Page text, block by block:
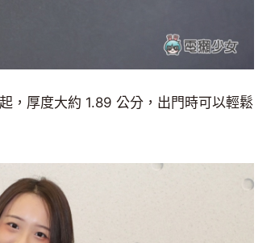
，厚度大約 1.89 公分，出門時可以輕鬆